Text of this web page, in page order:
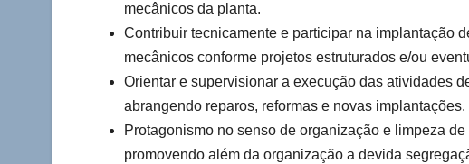
mecânicos da planta.
Contribuir tecnicamente e participar na implantação
mecânicos conforme projetos estruturados e/ou
Orientar e supervisionar a execução das atividades
abrangendo reparos, reformas e novas implantações.
Protagonismo no senso de organização e limpeza
promovendo além da organização a devida